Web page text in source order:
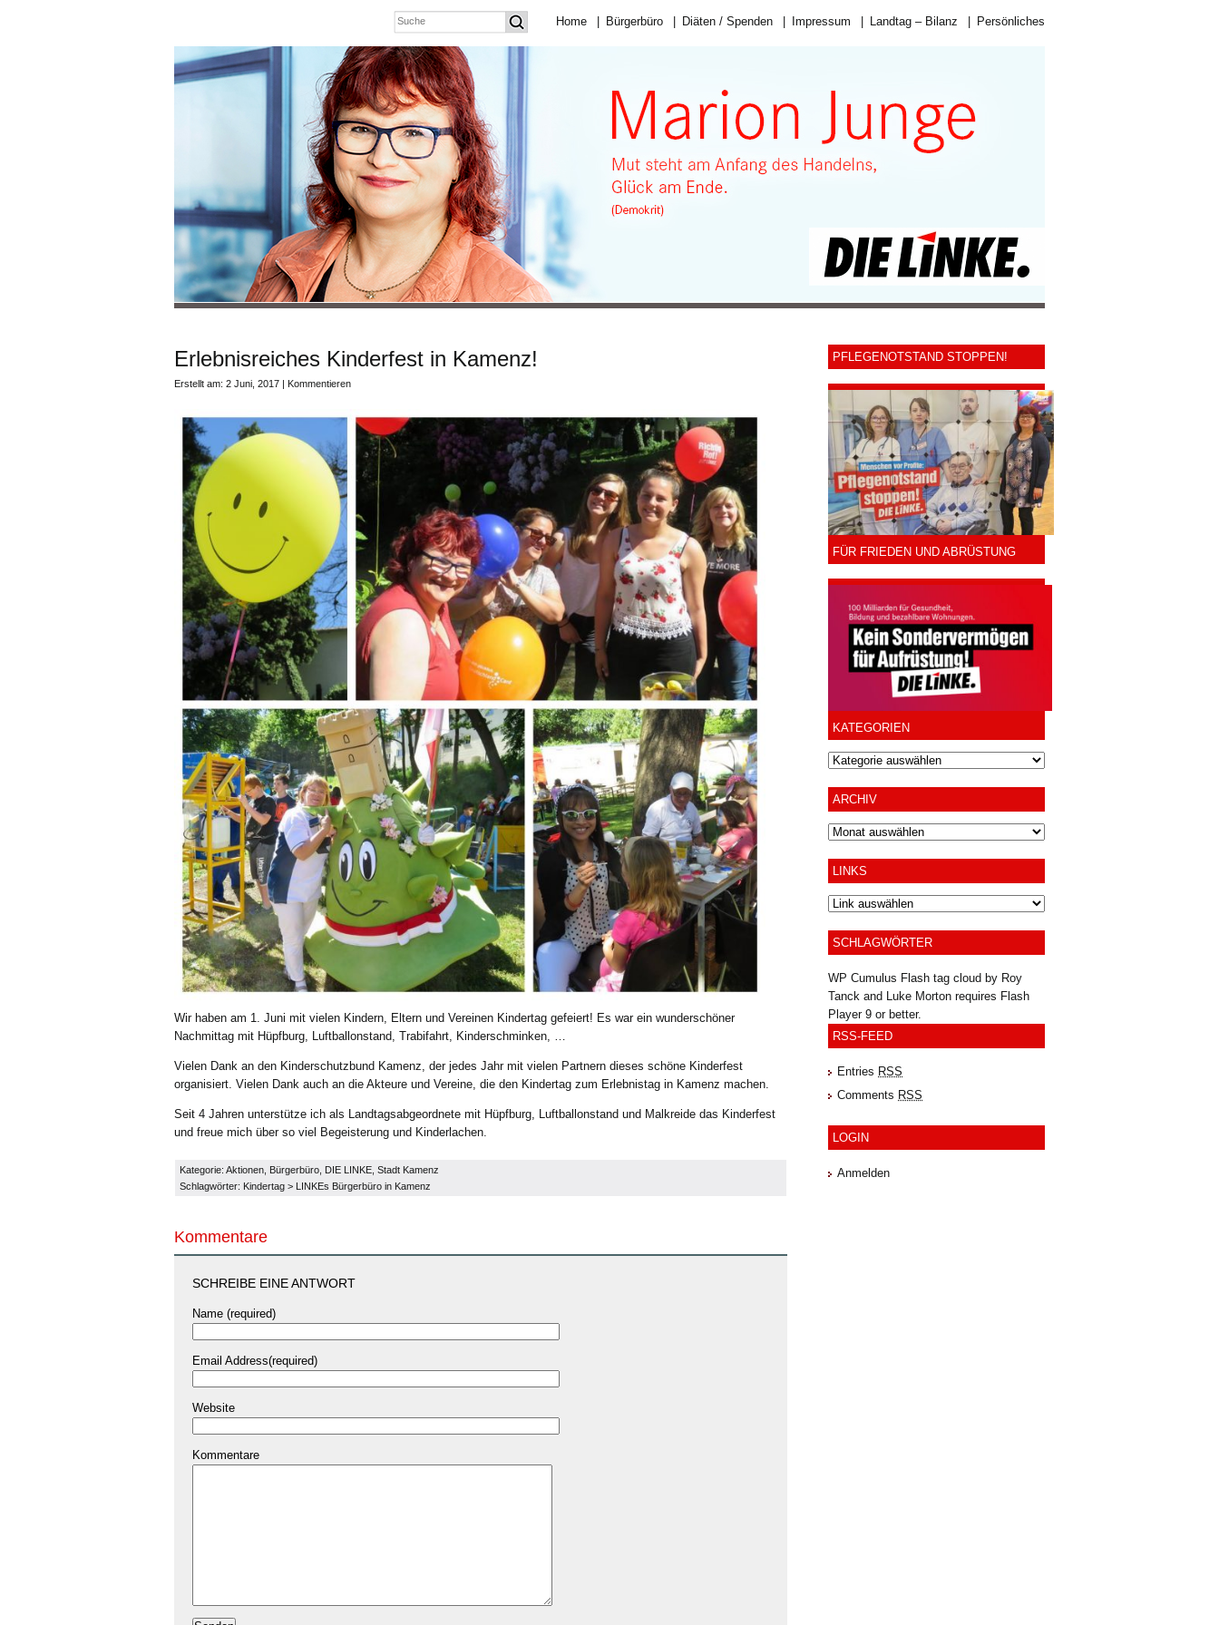
Home Bürgerbüro Diäten / Spenden Impressum Landtag – Bilanz Persönliches
Erlebnisreiches Kinderfest in Kamenz!
Erstellt am: 2 Juni, 2017 | Kommentieren
Wir haben am 1. Juni mit vielen Kindern, Eltern und Vereinen Kindertag gefeiert! Es war ein wunderschöner
Nachmittag mit Hüpfburg, Luftballonstand, Trabifahrt, Kinderschminken, …
Vielen Dank an den Kinderschutzbund Kamenz, der jedes Jahr mit vielen Partnern dieses schöne Kinderfest
organisiert. Vielen Dank auch an die Akteure und Vereine, die den Kindertag zum Erlebnistag in Kamenz machen.
Seit 4 Jahren unterstütze ich als Landtagsabgeordnete mit Hüpfburg, Luftballonstand und Malkreide das Kinderfest
und freue mich über so viel Begeisterung und Kinderlachen.
Kategorie: Aktionen Bürgerbüro DIE LINKE Stadt Kamenz
Schlagwörter: Kindertag > LINKEs Bürgerbüro in Kamenz
Kommentare
SCHREIBE EINE ANTWORT
Name (required)
Email Address(required)
Website
Kommentare
PFLEGENOTSTAND STOPPEN!
FÜR FRIEDEN UND ABRÜSTUNG
KATEGORIEN
ARCHIV
Archiv
LINKS
SCHLAGWÖRTER
WP Cumulus Flash tag cloud by Roy
Tanck and Luke Morton requires Flash
Player9 or better.
RSS-FEED
Entries RSS
Comments RSS
LOGIN
Anmelden